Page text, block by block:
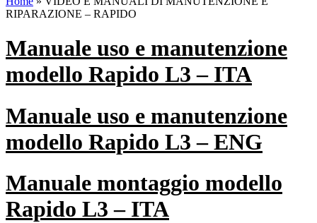
RIPARAZIONE – RAPIDO
Manuale uso e manutenzione
modello Rapido L3 – ITA
Manuale uso e manutenzione
modello Rapido L3 – ENG
Manuale montaggio modello
Rapido L3 – ITA